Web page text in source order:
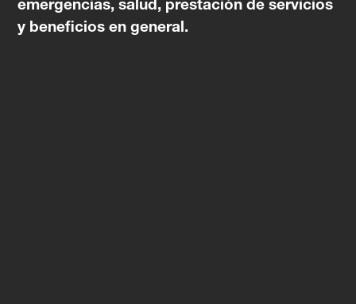
emergencias, salud, prestación de servicios
y beneficios en general.